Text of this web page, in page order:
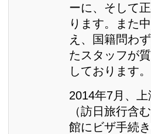
ーに、そして
ります。また
え、国籍問わ
たスタッフが
しております。
2014年7月、
（訪日旅行含
館にビザ手続